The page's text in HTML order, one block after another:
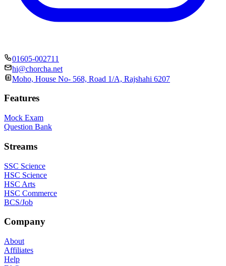
01605-002711
hi@chorcha.net
Moho, House No- 568, Road 1/A, Rajshahi 6207
Features
Mock Exam
Question Bank
Streams
SSC Science
HSC Science
HSC Arts
HSC Commerce
BCS/Job
Company
About
Affiliates
Help